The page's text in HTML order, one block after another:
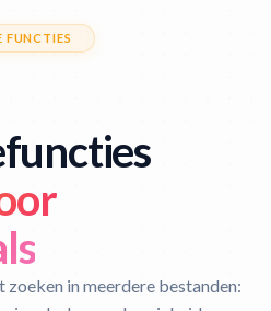
FUNCTIES
in meerdere bestanden: